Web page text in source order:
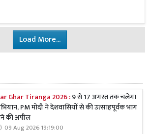
Load More...
Ghar Tiranga 2026 :9 से 17 अगस्त तक चलेगा
PM मोदी ने देशवासियों से की उत्साहपूर्वक भाग
की अपील
09 Aug 2026 19:19:00